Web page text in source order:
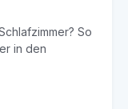
So
in den